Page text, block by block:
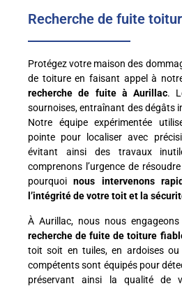
Recherche de fuite
Protégez votre maison des
de toiture en faisant appel à
recherche de fuite à Aurillac.
sournoises, entraînant des dégâts
Notre équipe expérimentée
pointe pour localiser avec
évitant ainsi des travaux
comprenons l’urgence de
pourquoinous intervenons
l’intégrité de votre toit et la
À Aurillac, nous nous
recherche de fuite de toiture
toit soit en tuiles, en ardoises
compétents sont équipés pour
préservant ainsi la qualité de